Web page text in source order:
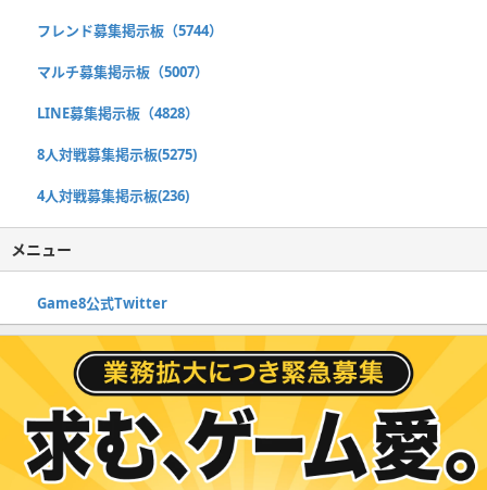
フレンド募集掲示板（5744）
マルチ募集掲示板（5007）
LINE募集掲示板（4828）
8人対戦募集掲示板(5275)
4人対戦募集掲示板(236)
メニュー
Game8公式Twitter